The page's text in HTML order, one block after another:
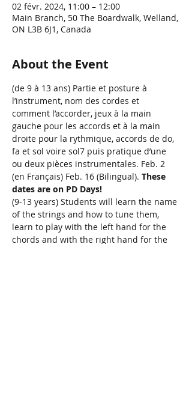
02 févr. 2024, 11:00 – 12:00
Main Branch, 50 The Boardwalk, Welland,
ON L3B 6J1, Canada
About the Event
(de 9 à 13 ans) Partie et posture à
l’instrument, nom des cordes et
comment l’accorder, jeux à la main
gauche pour les accords et à la main
droite pour la rythmique, accords de do,
fa et sol voire sol7 puis pratique d’une
ou deux pièces instrumentales. Feb. 2
(en Français) Feb. 16 (Bilingual). These
dates are on PD Days!
(9-13 years) Students will learn the name
of the strings and how to tune them,
learn to play with the left hand for the
chords and with the right hand for the